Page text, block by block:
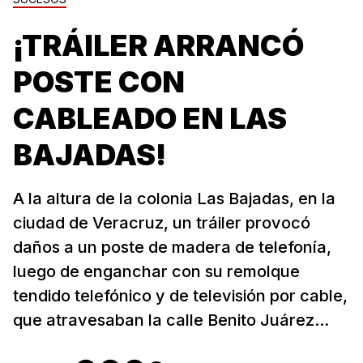
¡TRÁILER ARRANCÓ
POSTE CON
CABLEADO EN LAS
BAJADAS!
A la altura de la colonia Las Bajadas, en la
ciudad de Veracruz, un tráiler provocó
daños a un poste de madera de telefonía,
luego de enganchar con su remolque
tendido telefónico y de televisión por cable,
que atravesaban la calle Benito Juárez...